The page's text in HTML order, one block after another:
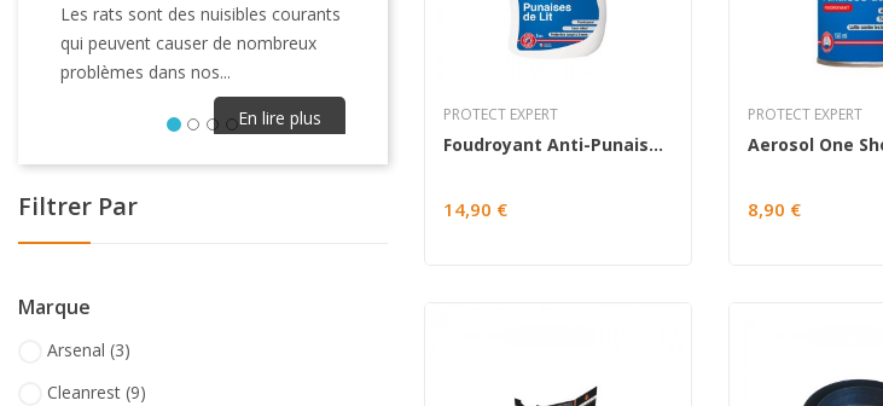
Les rats sont des nuisibles courants
qui peuvent causer de nombreux
problèmes dans nos...
En lire plus
Les rats sont des nuisibles courants
En lire plus
Filtrer Par
Marque
Arsenal (3)
Cleanrest (9)
PROTECT EXPERT
Foudroyant Anti-Punaises De Lit
14,90 €
PROTECT EXPERT
8,90 €